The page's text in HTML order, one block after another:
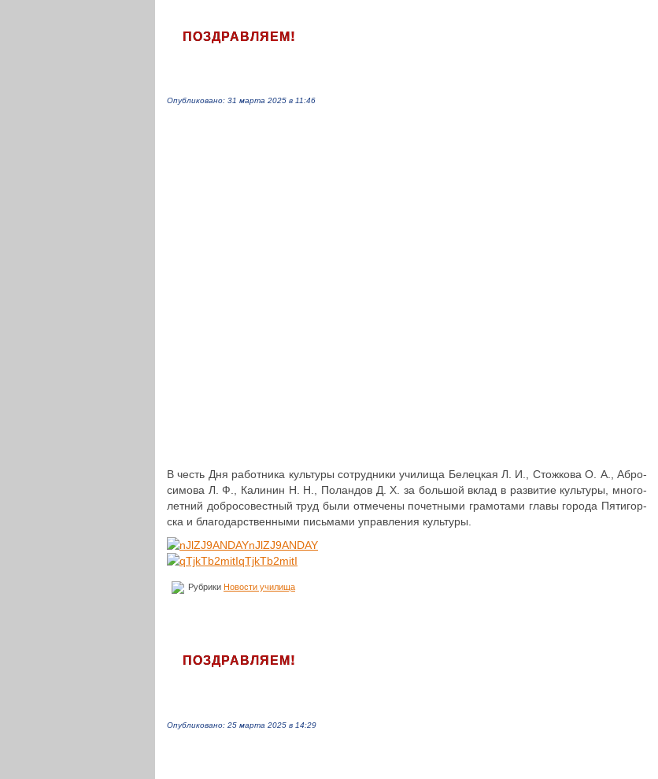
ПОЗДРАВЛЯЕМ!
Опубликовано: 31 марта 2025 в 11:46
В честь Дня работ­ни­ка куль­ту­ры сотруд­ни­ки училища Белец­кая Л. И., Стож­ко­ва О. А., Абро­
си­мо­ва Л. Ф., Калинин Н. Н., Полан­дов Д. Х. за большой вклад в раз­ви­тие куль­ту­ры, мно­го­
лет­ний доб­ро­со­вест­ный труд были отме­че­ны почет­ны­ми гра­мо­та­ми главы города Пяти­гор­
ска и бла­го­дар­ствен­ны­ми пись­ма­ми управ­ле­ния культуры.
nJlZJ9ANDAY
qTjkTb2mitI
Рубрики Новости училища
ПОЗДРАВЛЯЕМ !
Опубликовано: 25 марта 2025 в 14:29